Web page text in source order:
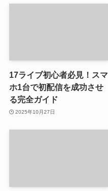
17ライブ初心者必見！スマ
ホ1台で初配信を成功させ
る完全ガイド
2025年10月27日